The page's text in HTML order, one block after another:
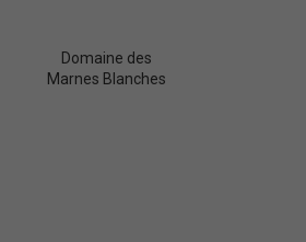
Domaine des
Marnes Blanches